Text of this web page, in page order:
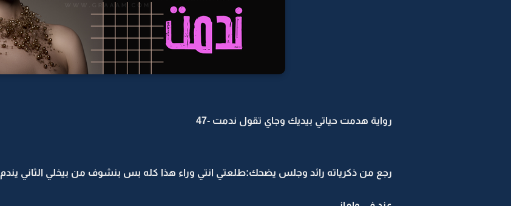
رواية هدمت حياتي بيديك وجاي تقول ندمت -47
رجع من ذكرياته رائد وجلس يضحك:طلعتي انتي وراء هذا كله بس بنشوف من بيخلي الثاني يندم